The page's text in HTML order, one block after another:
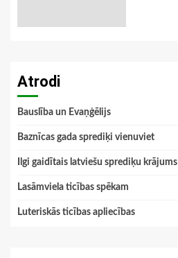
Atrodi
Bauslība un Evaņģēlijs
Baznīcas gada sprediķi vienuviet
Ilgi gaidītais latviešu sprediķu krājums
Lasāmviela ticības spēkam
Luteriskās ticības apliecības